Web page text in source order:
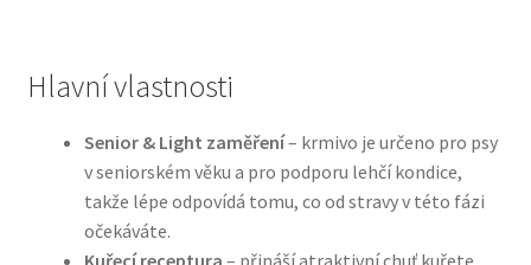
Konzervy a kapsičky pro psy
N&D Farmina pro psy — Italské holistic krmivo
Hlavní vlastnosti
Senior & Light zaměření– krmivo je určeno pro psy
v seniorském věku a pro podporu lehčí kondice,
takže lépe odpovídá tomu, co od stravy v této fázi
očekáváte.